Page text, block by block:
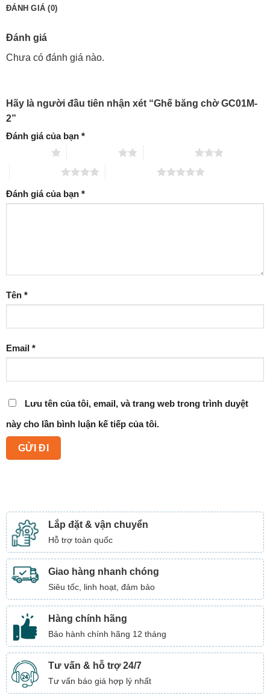
ĐÁNH GIÁ (0)
Đánh giá
Chưa có đánh giá nào.
Hãy là người đầu tiên nhận xét “Ghế băng chờ GC01M-
2”
Đánh giá của bạn *
Đánh giá của bạn *
Tên *
Email *
Lưu tên của tôi, email, và trang web trong trình duyệt
này cho lần bình luận kế tiếp của tôi.
Lắp đặt & vận chuyển
Hỗ trợ toàn quốc
Giao hàng nhanh chóng
Siêu tốc, linh hoạt, đảm bảo
Hàng chính hãng
Bảo hành chính hãng 12 tháng
Tư vấn & hỗ trợ 24/7
Tư vấn báo giá hợp lý nhất